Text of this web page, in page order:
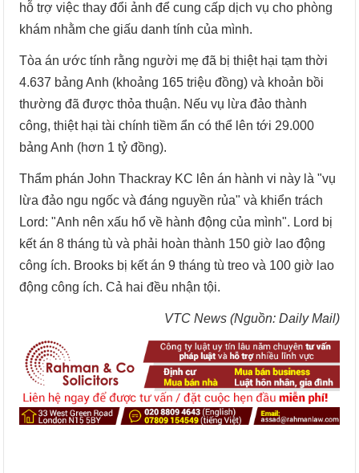
hỗ trợ việc thay đổi ảnh để cung cấp dịch vụ cho phòng
khám nhằm che giấu danh tính của mình.
Tòa án ước tính rằng người mẹ đã bị thiệt hại tạm thời
4.637 bảng Anh (khoảng 165 triệu đồng) và khoản bồi
thường đã được thỏa thuận. Nếu vụ lừa đảo thành
công, thiệt hại tài chính tiềm ẩn có thể lên tới 29.000
bảng Anh (hơn 1 tỷ đồng).
Thẩm phán John Thackray KC lên án hành vi này là "vụ
lừa đảo ngu ngốc và đáng nguyền rủa" và khiển trách
Lord: "Anh nên xấu hổ về hành động của mình". Lord bị
kết án 8 tháng tù và phải hoàn thành 150 giờ lao động
công ích. Brooks bị kết án 9 tháng tù treo và 100 giờ lao
động công ích. Cả hai đều nhận tội.
VTC News (Nguồn: Daily Mail)